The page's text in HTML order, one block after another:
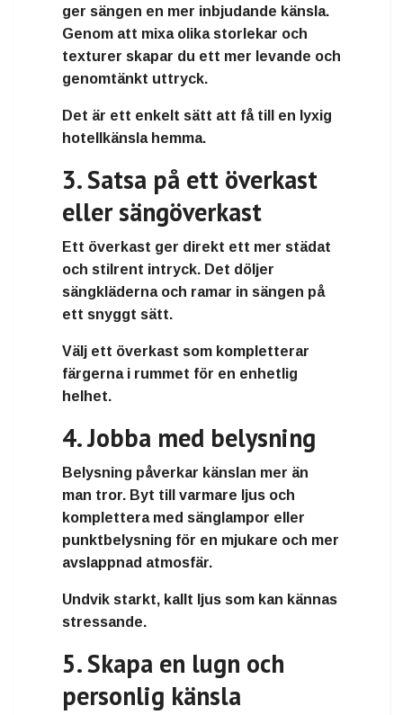
ger sängen en mer inbjudande känsla.
Genom att mixa olika storlekar och
texturer skapar du ett mer levande och
genomtänkt uttryck.
Det är ett enkelt sätt att få till en lyxig
hotellkänsla hemma.
3. Satsa på ett överkast
eller sängöverkast
Ett överkast ger direkt ett mer städat
och stilrent intryck. Det döljer
sängkläderna och ramar in sängen på
ett snyggt sätt.
Välj ett överkast som kompletterar
färgerna i rummet för en enhetlig
helhet.
4. Jobba med belysning
Belysning påverkar känslan mer än
man tror. Byt till varmare ljus och
komplettera med sänglampor eller
punktbelysning för en mjukare och mer
avslappnad atmosfär.
Undvik starkt, kallt ljus som kan kännas
stressande.
5. Skapa en lugn och
personlig känsla